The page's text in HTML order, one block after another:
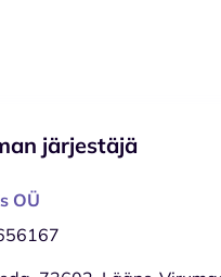
järjestäjä
OÜ